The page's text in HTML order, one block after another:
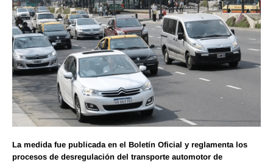
La medida fue publicada en el Boletín Oficial y reglamenta los
procesos de desregulación del transporte automotor de